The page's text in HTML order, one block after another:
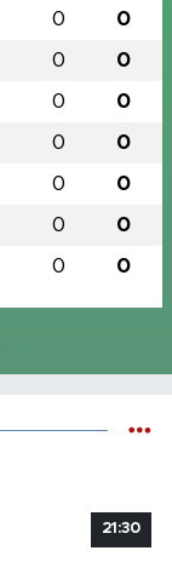
0 0
0 0
0 0
0 0
0 0
0 0
0 0
21:30